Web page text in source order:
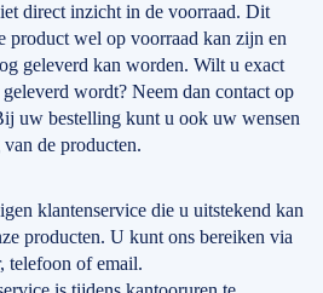
direct inzicht in de voorraad. Dit
product wel op voorraad kan zijn en
geleverd kan worden. Wilt u exact
wordt? Neem dan contact op
uw bestelling kunt u ook uw wensen
de producten.
klantenservice die u uitstekend kan
producten. U kunt ons bereiken via
telefoon of email.